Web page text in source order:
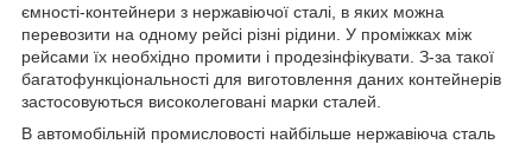
ємності-контейнери з нержавіючої сталі, в яких можна
перевозити на одному рейсі різні рідини. У проміжках між
рейсами їх необхідно промити і продезінфікувати. З-за такої
багатофункціональності для виготовлення даних контейнерів
застосовуються високолеговані марки сталей.
В автомобільній промисловості найбільше нержавіюча сталь